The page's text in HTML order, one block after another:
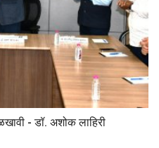
- डॉ. अशोक लाहिरी